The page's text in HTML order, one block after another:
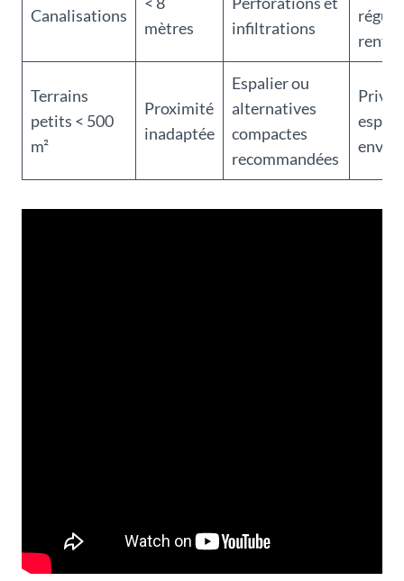
Canalisations
mètres
infiltrations
Terrains
petits < 500
m²
Proximité
inadaptée
Espalier ou
alternatives
compactes
recommandées